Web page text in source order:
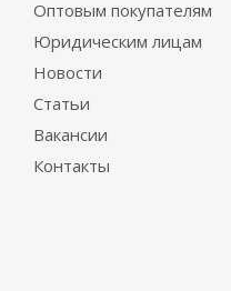
Оптовым покупателям
Юридическим лицам
Новости
Статьи
Вакансии
Контакты